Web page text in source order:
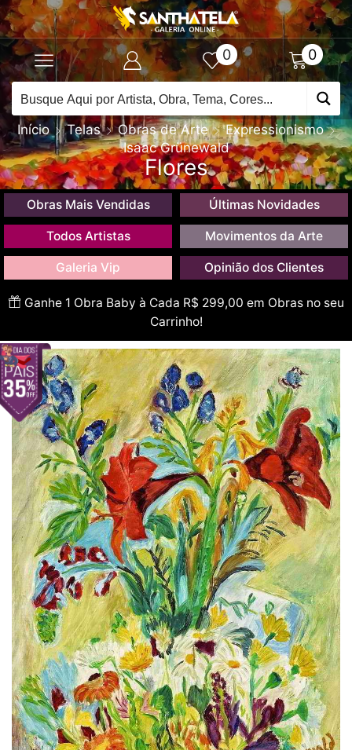
0 0
Início Telas Obras de Arte
Expressionismo
Isaac Grünewald
Flores
Obras Mais Vendidas Últimas Novidades
Todos Artistas Movimentos da Arte
Galeria Vip Opinião dos Clientes
Ganhe 1 Obra Baby à Cada R$ 299,00 em Obras no seu
Carrinho!